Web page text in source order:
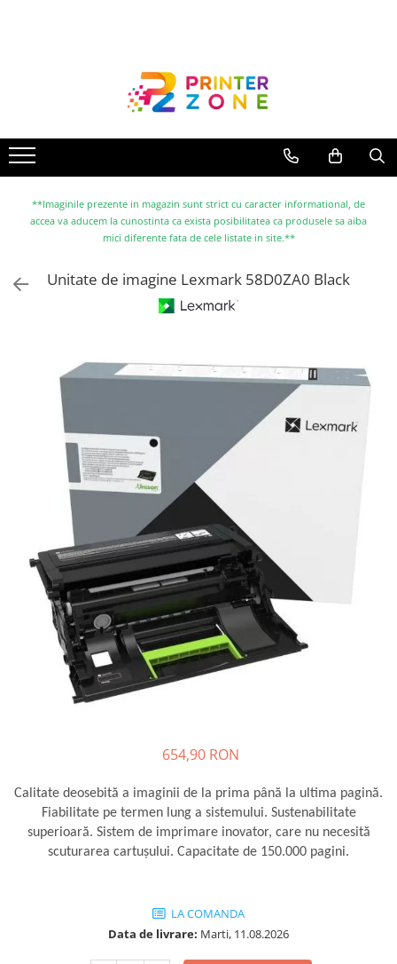
Imprimante cu jet
Multifunctionale laser
Multifunctionale cu jet
Imprimante etichete
Scanere
Accesorii multifunctionale
Piese schimb
Consumabile imprimanta
Drum unit
Capete imprimare
Cartuse inkjet si cerneala
Hartie
Ribbon
Developer
Consumabile imprimanta
compatibile
Tonere compatibile
Printare 3D
Imprimante 3D
Accesorii imprimante 3D
Filament imprimanta 3D
Laptopuri / notebookuri
Laptopuri gaming
**Imaginile prezente in magazin sunt strict cu caracter informational, de
accea va aducem la cunostinta ca exista posibilitatea ca produsele sa aiba
mici diferente fata de cele listate in site.**
Unitate de imagine Lexmark 58D0ZA0 Black
654,90 RON
Calitate deosebită a imaginii de la prima până la ultima pagină.
Fiabilitate pe termen lung a sistemului. Sustenabilitate
superioară. Sistem de imprimare inovator, care nu necesită
scuturarea cartuşului. Capacitate de 150.000 pagini.
LA COMANDA
Data de livrare: Marti, 11.08.2026